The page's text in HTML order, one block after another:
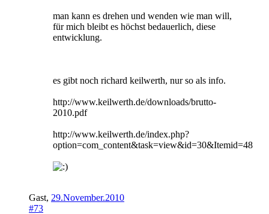
man kann es drehen und wenden wie man will,
für mich bleibt es höchst bedauerlich, diese
entwicklung.
es gibt noch richard keilwerth, nur so als info.
http://www.keilwerth.de/downloads/brutto-
2010.pdf
http://www.keilwerth.de/index.php?
option=com_content&task=view&id=30&Itemid=48
Gast, 29.November.2010
#73